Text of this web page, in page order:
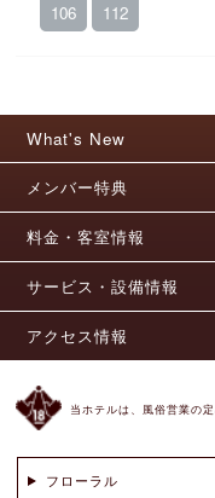
106 112
What's New
メンバー特典
料金・客室情報
サービス・設備情報
アクセス情報
当ホテルは、風俗営業の
フローラル